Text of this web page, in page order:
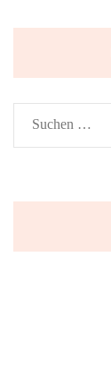
Suchen
nach: